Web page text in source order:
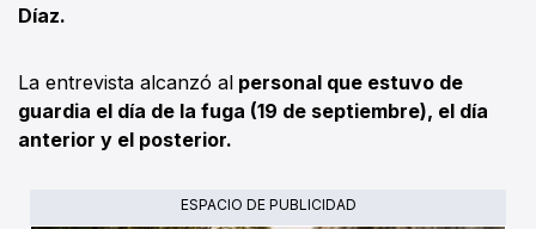
Díaz.
La entrevista alcanzó al personal que estuvo de
guardia el día de la fuga (19 de septiembre), el día
anterior y el posterior.
ESPACIO DE PUBLICIDAD